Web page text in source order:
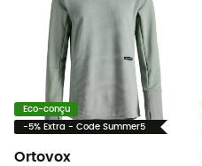
Eco-conçu
-5% Extra - Code Summer5
Ortovox